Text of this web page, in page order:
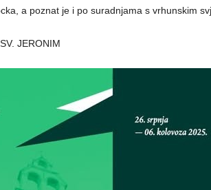
a poznat je i po suradnjama s vrhunskim
JERONIM